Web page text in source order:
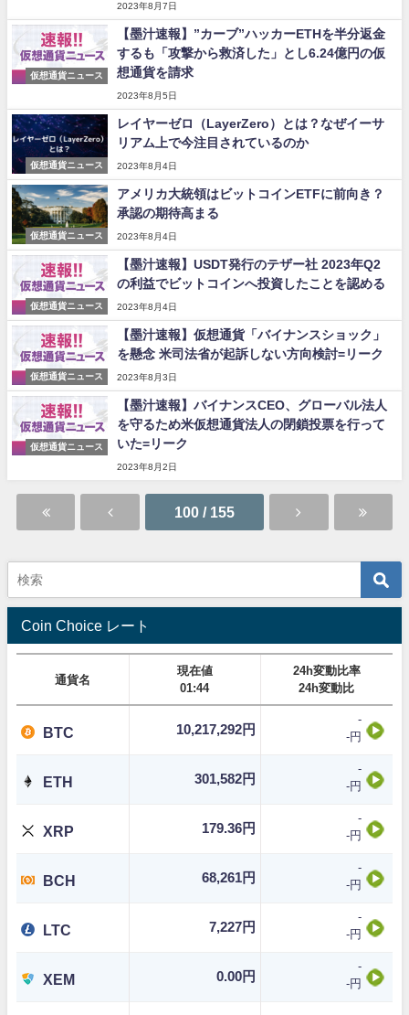
2023年8月7日
仮想通貨ニュース
【墨汁速報】”カーブ”ハッカーETHを半分返金
するも「攻撃から救済した」とし6.24億円の仮
想通貨を請求
2023年8月5日
仮想通貨ニュース
レイヤーゼロ（LayerZero）とは？なぜイーサ
リアム上で今注目されているのか
2023年8月4日
仮想通貨ニュース
アメリカ大統領はビットコインETFに前向き？
承認の期待高まる
2023年8月4日
仮想通貨ニュース
【墨汁速報】USDT発行のテザー社 2023年Q2
の利益でビットコインへ投資したことを認める
2023年8月4日
仮想通貨ニュース
【墨汁速報】仮想通貨「バイナンスショック」
を懸念 米司法省が起訴しない方向検討=リーク
2023年8月3日
仮想通貨ニュース
【墨汁速報】バイナンスCEO、グローバル法人
を守るため米仮想通貨法人の閉鎖投票を行って
いた=リーク
2023年8月2日
100 / 155
Coin Choice レート
通貨名
現在値
01:44
24h変動比率
24h変動比
BTC 10,217,292円
-
-円
ETH 301,582円
-
-円
XRP 179.36円
-
-円
BCH 68,261円
-
-円
LTC 7,227円
-
-円
XEM 0.00円
-
-円